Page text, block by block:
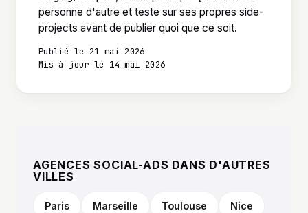
personne d'autre et teste sur ses propres side-
projects avant de publier quoi que ce soit.
Publié le 21 mai 2026
Mis à jour le 14 mai 2026
AGENCES SOCIAL-ADS DANS D'AUTRES
VILLES
Paris Marseille Toulouse Nice